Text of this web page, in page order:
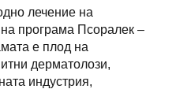
лечение на
на програма Псоралек –
е плод на
дерматолози,
индустрия,